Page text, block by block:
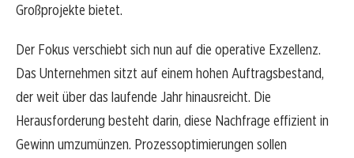
Großprojekte bietet.
Der Fokus verschiebt sich nun auf die operative Exzellenz.
Das Unternehmen sitzt auf einem hohen Auftragsbestand,
der weit über das laufende Jahr hinausreicht. Die
Herausforderung besteht darin, diese Nachfrage effizient in
Gewinn umzumünzen. Prozessoptimierungen sollen